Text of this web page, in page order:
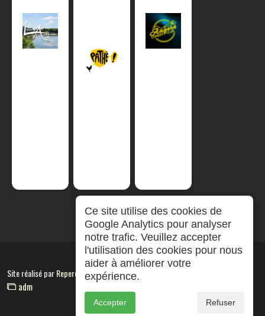
Site réalisé parRepereCom
adm
Ce site utilise des cookies de
Google Analytics pour analyser
notre trafic. Veuillez accepter
l'utilisation des cookies pour nous
aider à améliorer votre
expérience.
Accepter Refuser